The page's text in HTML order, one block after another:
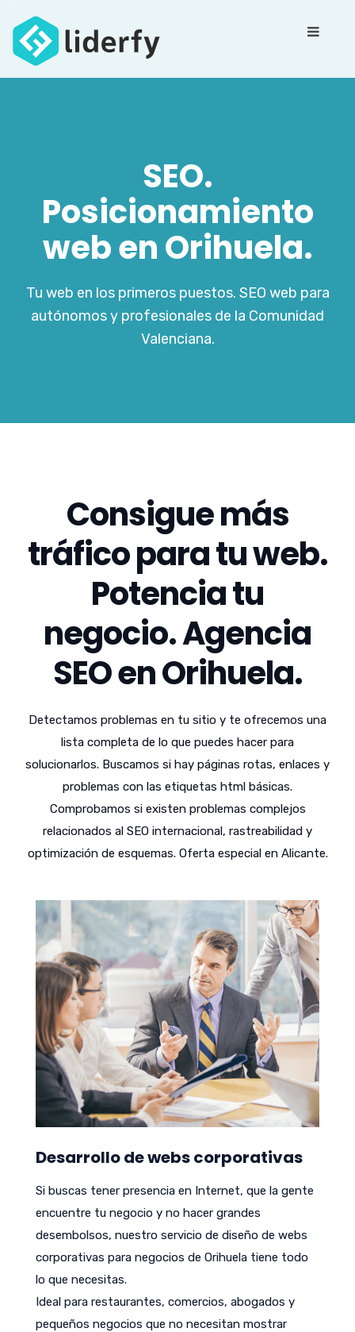
SEO.
Posicionamiento
web en Orihuela.
Tu web en los primeros puestos. SEO web para
autónomos y profesionales de la Comunidad
Valenciana.
Consigue más
tráfico para tu web.
Potencia tu
negocio. Agencia
SEO en Orihuela.
Detectamos problemas en tu sitio y te ofrecemos una
lista completa de lo que puedes hacer para
solucionarlos. Buscamos si hay páginas rotas, enlaces y
problemas con las etiquetas html básicas.
Comprobamos si existen problemas complejos
relacionados al SEO internacional, rastreabilidad y
optimización de esquemas. Oferta especial en Alicante.
Desarrollo de webs corporativas
Si buscas tener presencia en Internet, que la gente
encuentre tu negocio y no hacer grandes
desembolsos, nuestro servicio de diseño de webs
corporativas para negocios de Orihuela tiene todo
lo que necesitas.
Ideal para restaurantes, comercios, abogados y
pequeños negocios que no necesitan mostrar